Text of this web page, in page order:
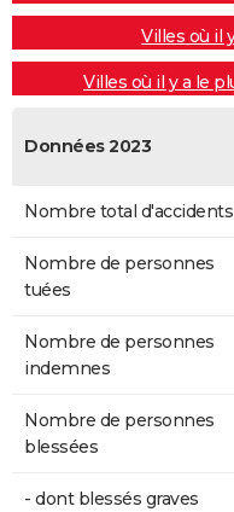
Villes où il
Villes où il y a le
Données 2023
Nombre total d'accidents
Nombre de personnes
tuées
Nombre de personnes
indemnes
Nombre de personnes
blessées
- dont blessés graves